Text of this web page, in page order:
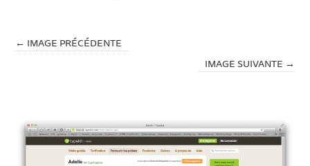
← IMAGE PRÉCÉDENTE
IMAGE SUIVANTE →